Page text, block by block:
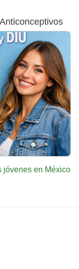
jóvenes en México